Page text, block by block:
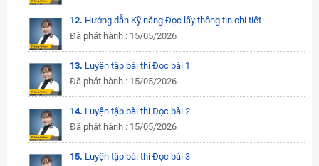
12. Hướng dẫn Kỹ năng Đọc lấy thông tin chi tiết
Đã phát hành : 15/05/2026
13. Luyện tập bài thi Đọc bài 1
Đã phát hành : 15/05/2026
14. Luyện tập bài thi Đọc bài 2
Đã phát hành : 15/05/2026
15. Luyện tập bài thi Đọc bài 3